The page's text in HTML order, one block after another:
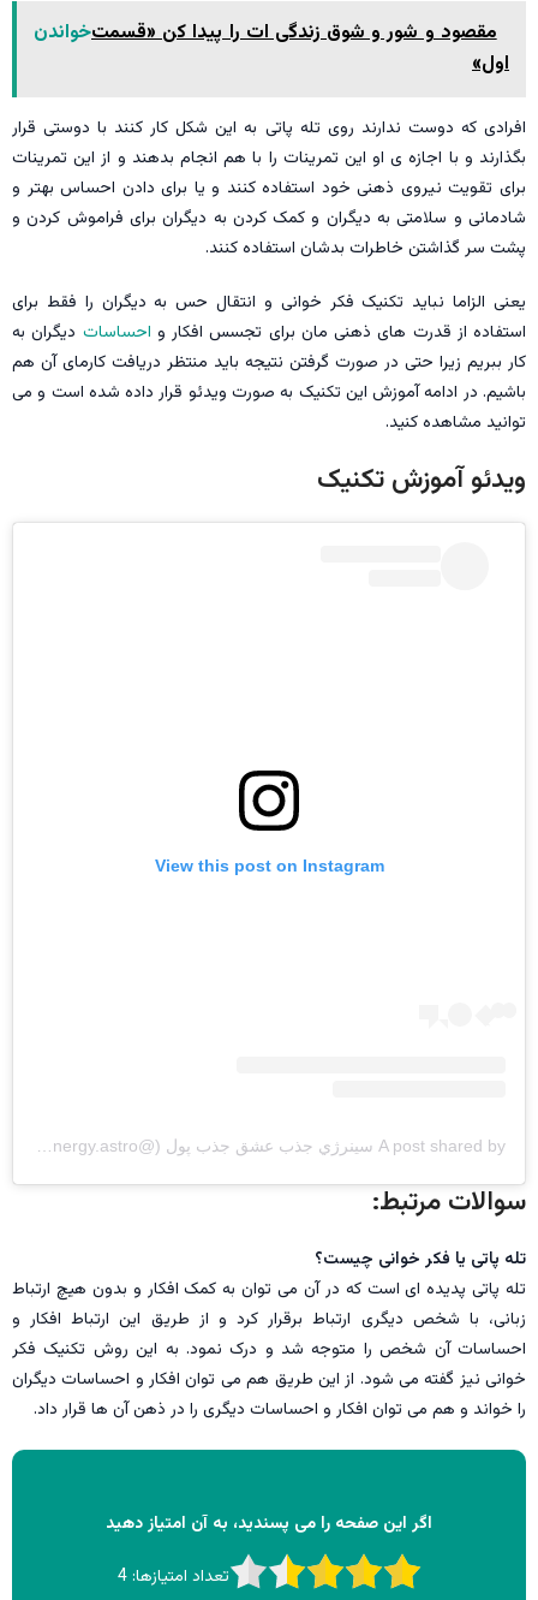
خواندنمقصود و شور و شوق زندگی ات را پیدا کن «قسمت
اول»
افرادی که دوست ندارند روی تله پاتی به این شکل کار کنند با دوستی قرار
بگذارند و با اجازه ی او این تمرینات را با هم انجام بدهند و از این تمرینات
برای تقویت نیروی ذهنی خود استفاده کنند و یا برای دادن احساس بهتر و
شادمانی و سلامتی به دیگران و کمک کردن به دیگران برای فراموش کردن و
پشت سر گذاشتن خاطرات بدشان استفاده کنند.
یعنی الزاما نباید تکنیک فکر خوانی و انتقال حس به دیگران را فقط برای
استفاده از قدرت های ذهنی مان برای تجسس افکار و احساسات دیگران به
کار ببریم زیرا حتی در صورت گرفتن نتیجه باید منتظر دریافت کارمای آن هم
باشیم. در ادامه آموزش این تکنیک به صورت ویدئو قرار داده شده است و می
توانید مشاهده کنید.
ویدئو آموزش تکنیک
View this post on Instagram
سوالات مرتبط:
تله پاتی یا فکر خوانی چیست؟
تله پاتی پدیده ای است که در آن می توان به کمک افکار و بدون هیچ ارتباط
زبانی، با شخص دیگری ارتباط برقرار کرد و از طریق این ارتباط افکار و
احساسات آن شخص را متوجه شد و درک نمود. به این روش تکنیک فکر
خوانی نیز گفته می شود. از این طریق هم می توان افکار و احساسات دیگران
را خواند و هم می توان افکار و احساسات دیگری را در ذهن آن ها قرار داد.
اگر این صفحه را می پسندید، به آن امتیاز دهید
تعداد امتیازها:4